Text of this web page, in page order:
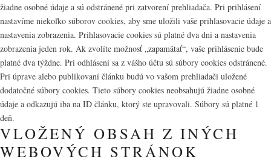
žiadne osobné údaje a sú odstránené pri zatvorení prehliadača. Pri prihlásení
nastavíme niekoľko súborov cookies, aby sme uložili vaše prihlasovacie údaje a
nastavenia zobrazenia. Prihlasovacie cookies sú platné dva dni a nastavenia
zobrazenia jeden rok. Ak zvolíte možnosť „zapamätať“, vaše prihlásenie bude
platné dva týždne. Pri odhlásení sa z vášho účtu sú súbory cookies odstránené.
Pri úprave alebo publikovaní článku budú vo vašom prehliadači uložené
dodatočné súbory cookies. Tieto súbory cookies neobsahujú žiadne osobné
údaje a odkazujú iba na ID článku, ktorý ste upravovali. Súbory sú platné 1
deň.
VLOŽENÝ OBSAH Z INÝCH
WEBOVÝCH STRÁNOK